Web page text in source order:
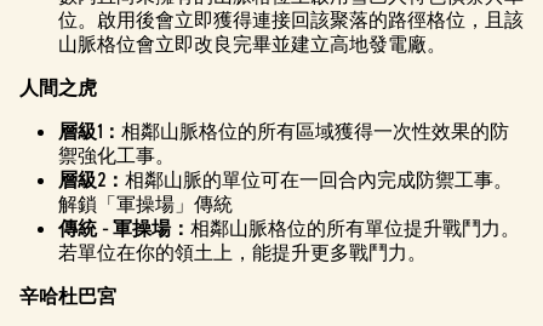
位。啟用後會立即獲得連接回該聚落的路徑格位，且該
山脈格位會立即改良完畢並建立高地發電廠。
人間之虎
層級1： 相鄰山脈格位的所有區域獲得一次性效果的防
禦強化工事。
層級2： 相鄰山脈的單位可在一回合內完成防禦工事。
解鎖「軍操場」傳統
傳統 - 軍操場： 相鄰山脈格位的所有單位提升戰鬥力。
若單位在你的領土上，能提升更多戰鬥力。
辛哈杜巴宮